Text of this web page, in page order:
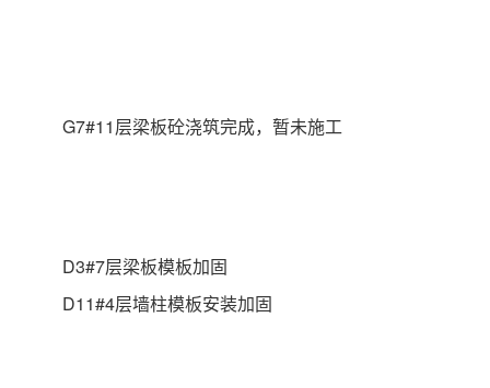
G7#11层梁板砼浇筑完成，暂未施工
D3#7层梁板模板加固
D11#4层墙柱模板安装加固